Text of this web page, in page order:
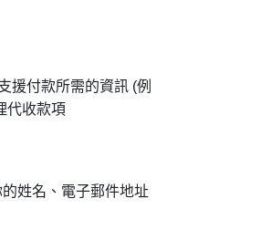
援付款所需的資訊 (例
代收款項
姓名、電子郵件地址